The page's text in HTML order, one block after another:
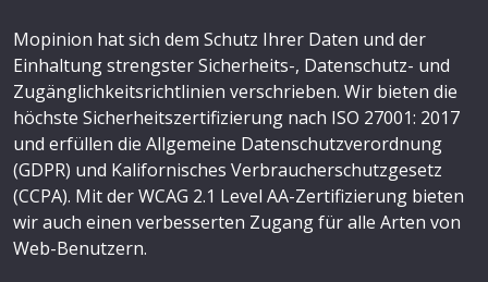
Mopinion hat sich dem Schutz Ihrer Daten und der
Einhaltung strengster Sicherheits-, Datenschutz- und
Zugänglichkeitsrichtlinien verschrieben. Wir bieten die
höchste Sicherheitszertifizierung nach ISO 27001: 2017
und erfüllen die Allgemeine Datenschutzverordnung
(GDPR) und Kalifornisches Verbraucherschutzgesetz
(CCPA). Mit der WCAG 2.1 Level AA-Zertifizierung bieten
wir auch einen verbesserten Zugang für alle Arten von
Web-Benutzern.